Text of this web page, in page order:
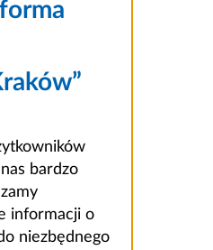
bardzo
informacji o
niezbędnego